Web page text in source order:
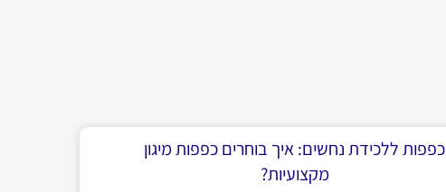
כפפות ללכידת נחשים: איך בוחרים כפפות מיגון
מקצועיות?